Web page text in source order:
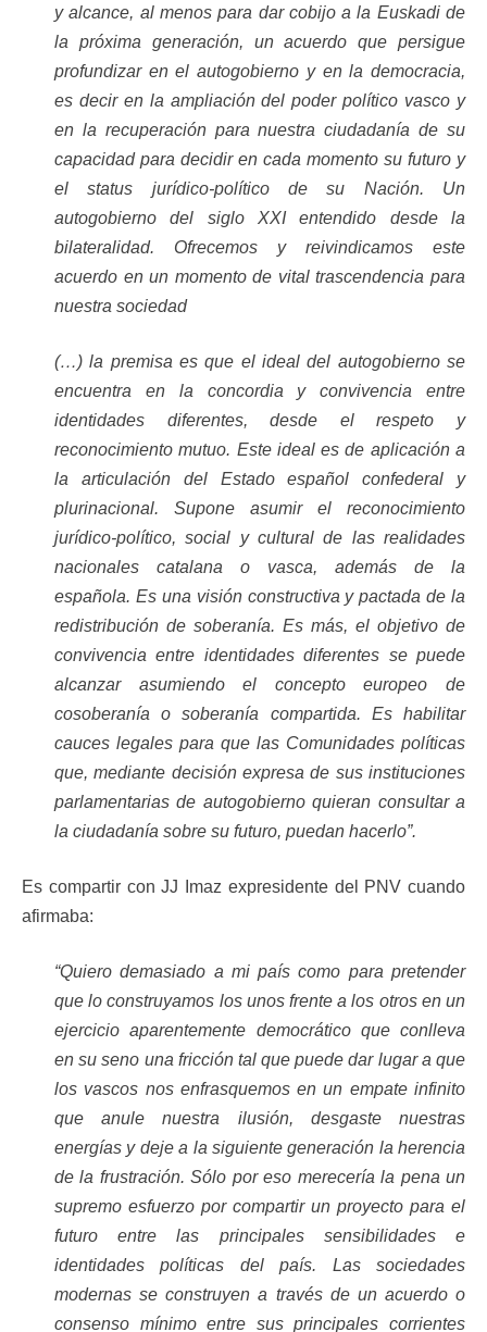
y alcance, al menos para dar cobijo a la Euskadi de
la próxima generación, un acuerdo que persigue
profundizar en el autogobierno y en la democracia,
es decir en la ampliación del poder político vasco y
en la recuperación para nuestra ciudadanía de su
capacidad para decidir en cada momento su futuro y
el status jurídico-político de su Nación. Un
autogobierno del siglo XXI entendido desde la
bilateralidad. Ofrecemos y reivindicamos este
acuerdo en un momento de vital trascendencia para
nuestra sociedad
(…) la premisa es que el ideal del autogobierno se
encuentra en la concordia y convivencia entre
identidades diferentes, desde el respeto y
reconocimiento mutuo. Este ideal es de aplicación a
la articulación del Estado español confederal y
plurinacional. Supone asumir el reconocimiento
jurídico-político, social y cultural de las realidades
nacionales catalana o vasca, además de la
española. Es una visión constructiva y pactada de la
redistribución de soberanía. Es más, el objetivo de
convivencia entre identidades diferentes se puede
alcanzar asumiendo el concepto europeo de
cosoberanía o soberanía compartida. Es habilitar
cauces legales para que las Comunidades políticas
que, mediante decisión expresa de sus instituciones
parlamentarias de autogobierno quieran consultar a
la ciudadanía sobre su futuro, puedan hacerlo”.
Es compartir con JJ Imaz expresidente del PNV cuando
afirmaba:
“Quiero demasiado a mi país como para pretender
que lo construyamos los unos frente a los otros en un
ejercicio aparentemente democrático que conlleva
en su seno una fricción tal que puede dar lugar a que
los vascos nos enfrasquemos en un empate infinito
que anule nuestra ilusión, desgaste nuestras
energías y deje a la siguiente generación la herencia
de la frustración. Sólo por eso merecería la pena un
supremo esfuerzo por compartir un proyecto para el
futuro entre las principales sensibilidades e
identidades políticas del país. Las sociedades
modernas se construyen a través de un acuerdo o
consenso mínimo entre sus principales corrientes